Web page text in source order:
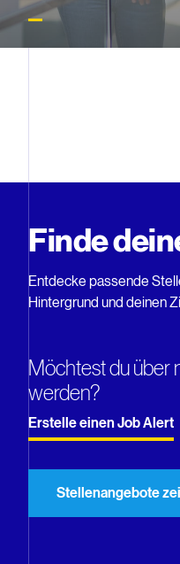
Stefanie und ihr Team
sorgen dafür, dass unsere
Finde
Entdecke passende
Hintergrund und deinen
Möchtest du über
werden?
Erstelle einen Job Alert
Stellenangebote